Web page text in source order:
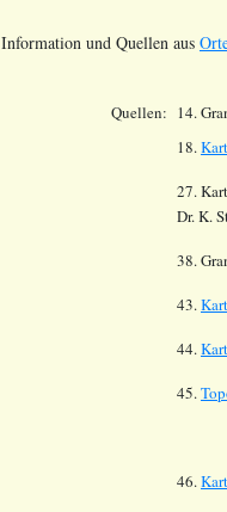
Information und Quellen aus
Quellen: 14.
18.
27.
Dr. K.
38.
43.
44.
45.
46.